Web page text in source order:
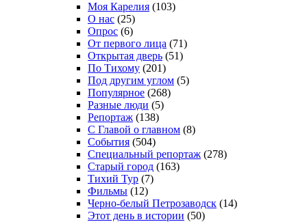
Моя Карелия (103)
О нас (25)
Опрос (6)
От первого лица (71)
Открытая дверь (51)
По Тихому (201)
Под другим углом (5)
Популярное (268)
Разные люди (5)
Репортаж (138)
С Главой о главном (8)
События (504)
Специальный репортаж (278)
Старый город (163)
Тихий Тур (7)
Фильмы (12)
Черно-белый Петрозаводск (14)
Этот день в истории (50)